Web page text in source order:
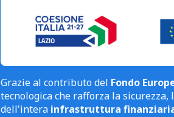
Grazie al contributo del Fondo
tecnologica che rafforza la
dell'intera infrastruttura